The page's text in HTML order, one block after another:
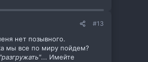
#13
нет позывного.
мы все по миру пойдем?
"разгружать"... Имейте